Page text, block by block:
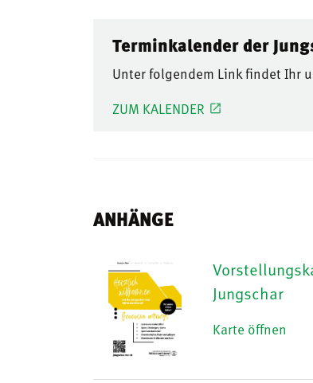
Terminkalender der
Unter folgendem Link findet Ihr
ZUM KALENDER
ANHÄNGE
Jungschar
Karte öffnen